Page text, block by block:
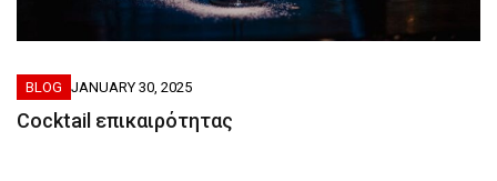
BLOG JANUARY 30, 2025
Cocktail επικαιρότητας